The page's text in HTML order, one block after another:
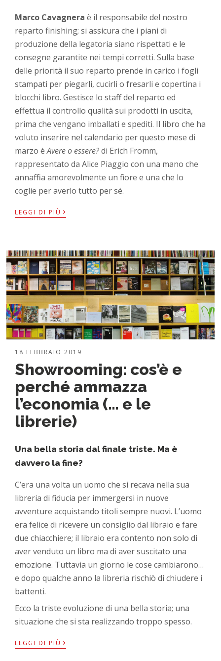
Marco Cavagnera è il responsabile del nostro
reparto finishing; si assicura che i piani di
produzione della legatoria siano rispettati e le
consegne garantite nei tempi corretti. Sulla base
delle priorità il suo reparto prende in carico i fogli
stampati per piegarli, cucirli o fresarli e copertina i
blocchi libro. Gestisce lo staff del reparto ed
effettua il controllo qualità sui prodotti in uscita,
prima che vengano imballati e spediti. Il libro che ha
voluto inserire nel calendario per questo mese di
marzo èAvere o essere?di Erich Fromm,
rappresentato da Alice Piaggio con una mano che
annaffia amorevolmente un fiore e una che lo
coglie per averlo tutto per sé.
LEGGI DI PIÙ ›
18 FEBBRAIO 2019
Showrooming: cos’è e
perché ammazza
l’economia (… e le
librerie)
Una bella storia dal finale triste. Ma è
davvero la fine?
C’era una volta un uomo che si recava nella sua
libreria di fiducia per immergersi in nuove
avventure acquistando titoli sempre nuovi. L’uomo
era felice di ricevere un consiglio dal libraio e fare
due chiacchiere; il libraio era contento non solo di
aver venduto un libro ma di aver suscitato una
emozione. Tuttavia un giorno le cose cambiarono…
e dopo qualche anno la libreria rischiò di chiudere i
battenti.
Ecco la triste evoluzione di una bella storia; una
situazione che si sta realizzando troppo spesso.
LEGGI DI PIÙ ›